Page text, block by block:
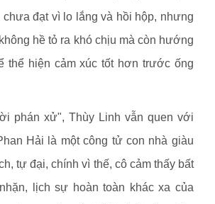
đạt vì lo lắng và hồi hộp, nhưng
hề tỏ ra khó chịu mà còn hướng
thể hiện cảm xúc tốt hơn trước ống
phán xử", Thùy Linh vẫn quen với
Hải là một công tử con nhà giàu
tự đại, chính vì thế, cô cảm thấy bất
lịch sự hoàn toàn khác xa của